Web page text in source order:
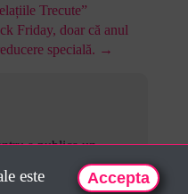
Trecute”
Friday, doar că anul
specială. →
a publica un
este
Accepta